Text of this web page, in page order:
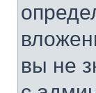
вы не